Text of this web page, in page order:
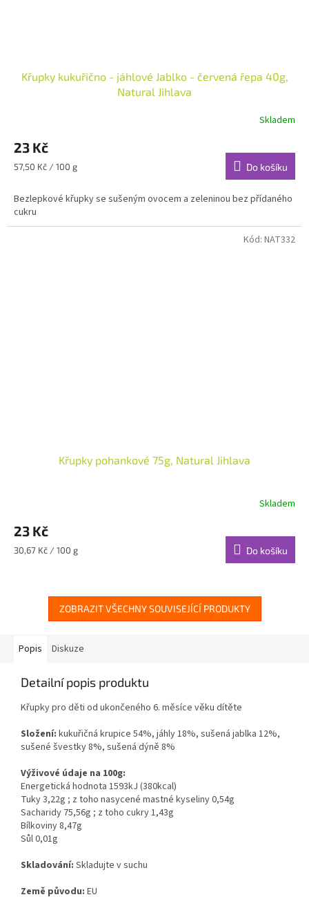
Křupky kukuřično - jáhlové Jablko - červená řepa 40g,
Natural Jihlava
Skladem
23 Kč
Měrná
57,50 Kč / 100 g Do košíku
Bezlepkové křupky se sušeným ovocem a zeleninou bez přídaného
cukru
Křupky pohankové 75g, Natural Jihlava
Skladem
23 Kč
Měrná
30,67 Kč / 100 g Do košíku
Kód: NAT332
ZOBRAZIT VŠECHNY SOUVISEJÍCÍ PRODUKTY
Popis Diskuze
Detailní popis produktu
Křupky pro děti od ukončeného 6. měsíce věku dítěte
Složení: kukuřičná krupice 54%, jáhly 18%, sušená jablka 12%,
sušené švestky 8%, sušená dýně 8%
Výživové údaje na 100g:
Energetická hodnota 1593kJ (380kcal)
Tuky 3,22g ; z toho nasycené mastné kyseliny 0,54g
Sacharidy 75,56g ; z toho cukry 1,43g
Bílkoviny 8,47g
Sůl 0,01g
Skladování: Skladujte v suchu
Země původu: EU